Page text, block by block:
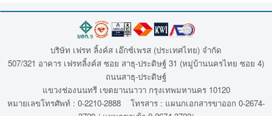
บริษัท เฟรท ลิ้งค์ส เอ๊กซ์เพรส (ประเทศไทย) จำกัด
507/321 อาคาร เฟรทลิ้งค์ส ซอย สาธุ-ประดิษฐ์ 31 (หมู่บ้านนครไทย ซอย 4)
ถนนสาธุ-ประดิษฐ์
แขวงช่องนนทรี เขตยานนาวา กรุงเทพมหานคร 10120
หมายเลขโทรศัพท์ : 0-2210-2888 โทรสาร : แผนกเอกสารขาออก 0-2674-